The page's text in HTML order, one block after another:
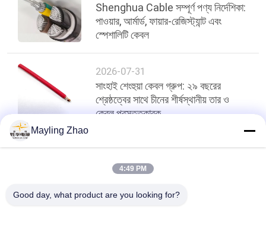
Shenghua Cable সম্পূর্ণ পণ্য নির্দেশিকা:
পাওয়ার, আর্মার্ড, ফায়ার-রেজিস্ট্যান্ট এবং
স্পেশালিটি কেবল
2026-07-31
সাংহাই শেংহুয়া কেবল গ্রুপ: ২৯ বছরের
শ্রেষ্ঠত্বের সাথে চীনের শীর্ষস্থানীয় তার ও
কেবল প্রস্তুতকারক
শীর্ষ
Mayling Zhao
4:49 PM
Good day, what product are you looking for?